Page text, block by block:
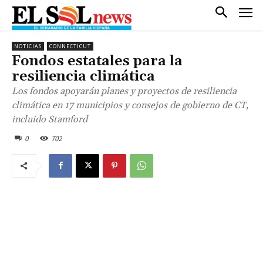
NOTICIAS CONNECTICUT
Fondos estatales para la
resiliencia climática
Los fondos apoyarán planes y proyectos de resiliencia
climática en 17 municipios y consejos de gobierno de CT,
incluido Stamford
0 702